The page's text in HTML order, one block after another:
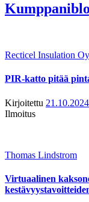
Recticel Insulation Oy
PIR-katto pitää
Kirjoitettu 21.10.2024
Ilmoitus
Thomas Lindstrom
Virtuaalinen